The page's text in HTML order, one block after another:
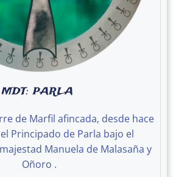
MDT: PARLA
de Marfil afincada, desde hace
Principado de Parla bajo el
Manuela de Malasaña y
Oñoro .